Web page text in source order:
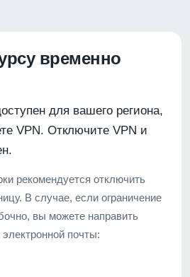
временно
для вашего региона,
VPN. Отключите VPN и
рекомендуется отключить
В случае, если ограничение
вы можете направить
почты: